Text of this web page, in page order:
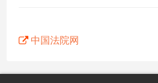
中国法院网